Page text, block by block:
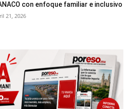
con enfoque familiar e inclusivo
21, 2026